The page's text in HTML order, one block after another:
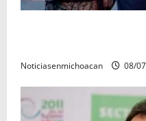
Noticiasenmichoacan 08/